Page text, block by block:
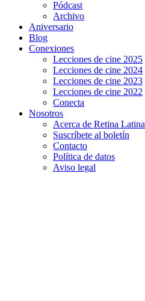
Pódcast
Archivo
Aniversario
Blog
Conexiones
Lecciones de cine 2025
Lecciones de cine 2024
Lecciones de cine 2023
Lecciones de cine 2022
Conecta
Nosotros
Acerca de Retina Latina
Suscríbete al boletín
Contacto
Política de datos
Aviso legal